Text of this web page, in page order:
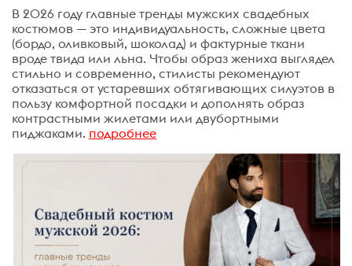
В 2026 году главные тренды мужских свадебных
костюмов — это индивидуальность, сложные цвета
(бордо, оливковый, шоколад) и фактурные ткани
вроде твида или льна. Чтобы образ жениха выглядел
стильно и современно, стилисты рекомендуют
отказаться от устаревших обтягивающих силуэтов в
пользу комфортной посадки и дополнять образ
контрастными жилетами или двубортными
пиджаками. подробнее